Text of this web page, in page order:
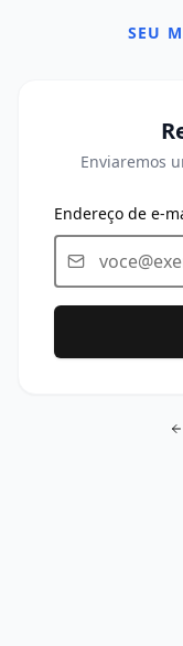
SEU
Enviaremos
Endereço de e-